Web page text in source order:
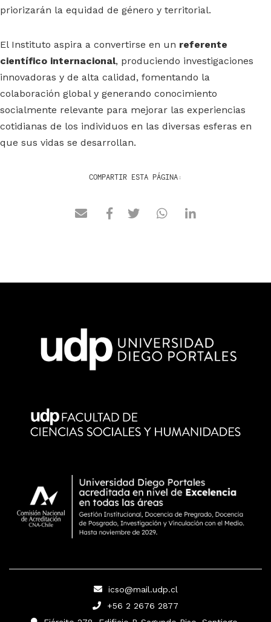
priorizarán la equidad de género y territorial.
El Instituto aspira a convertirse en un referente
científico internacional, produciendo investigaciones
innovadoras y de alta calidad, fomentando la
colaboración global y generando conocimiento
socialmente relevante para mejorar las experiencias
cotidianas de los individuos en las diversas esferas en
que sus vidas se desarrollan.
COMPARTIR ESTA PÁGINA:
icso@mail.udp.cl
+56 2 2676 2877